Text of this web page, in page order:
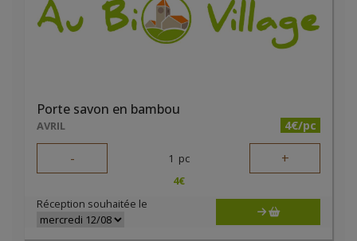
Porte savon en bambou
AVRIL 4€/pc
- 1 pc +
4€
Réception souhaitée le